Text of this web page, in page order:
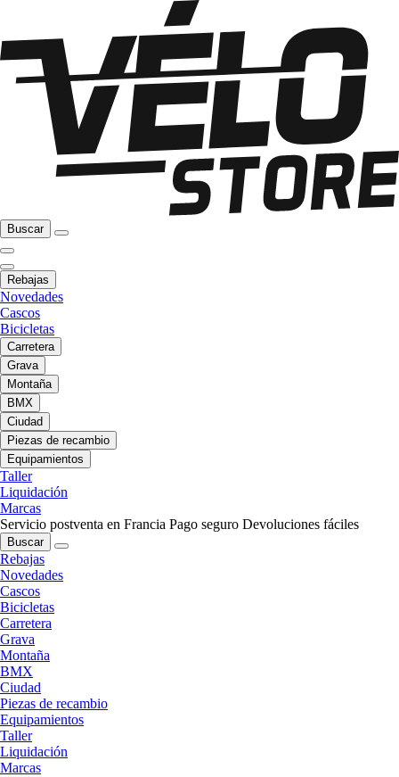
Buscar
Rebajas
Novedades
Cascos
Bicicletas
Carretera
Grava
Montaña
BMX
Ciudad
Piezas de recambio
Equipamientos
Taller
Liquidación
Marcas
Servicio postventa en Francia Pago seguro Devoluciones fáciles
Buscar
Rebajas
Novedades
Cascos
Bicicletas
Carretera
Grava
Montaña
BMX
Ciudad
Piezas de recambio
Equipamientos
Taller
Liquidación
Marcas